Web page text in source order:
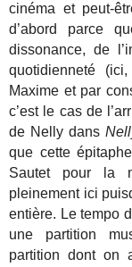
cinéma et peut-
d’abord parce
dissonance, de
quotidienneté
Maxime et par
c’est le cas de
de Nelly dans
que cette
Sautet pour la
pleinement ici
entière. Le tempo
une partition
partition dont on